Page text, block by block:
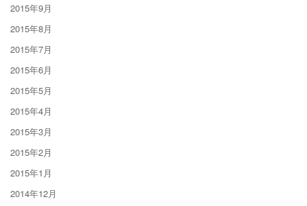
2015年9月
2015年8月
2015年7月
2015年6月
2015年5月
2015年4月
2015年3月
2015年2月
2015年1月
2014年12月